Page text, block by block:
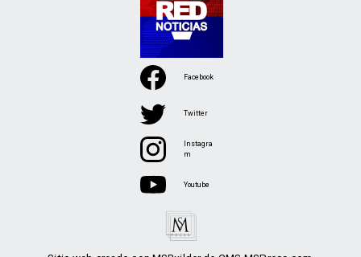
Facebook
Twitter
Instagra
m
Youtube